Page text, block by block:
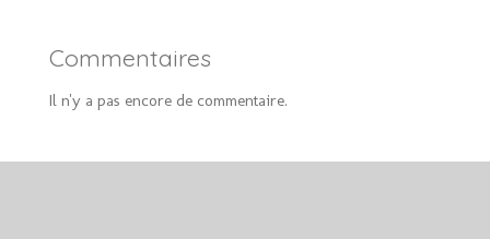
Commentaires
Il n'y a pas encore de commentaire.